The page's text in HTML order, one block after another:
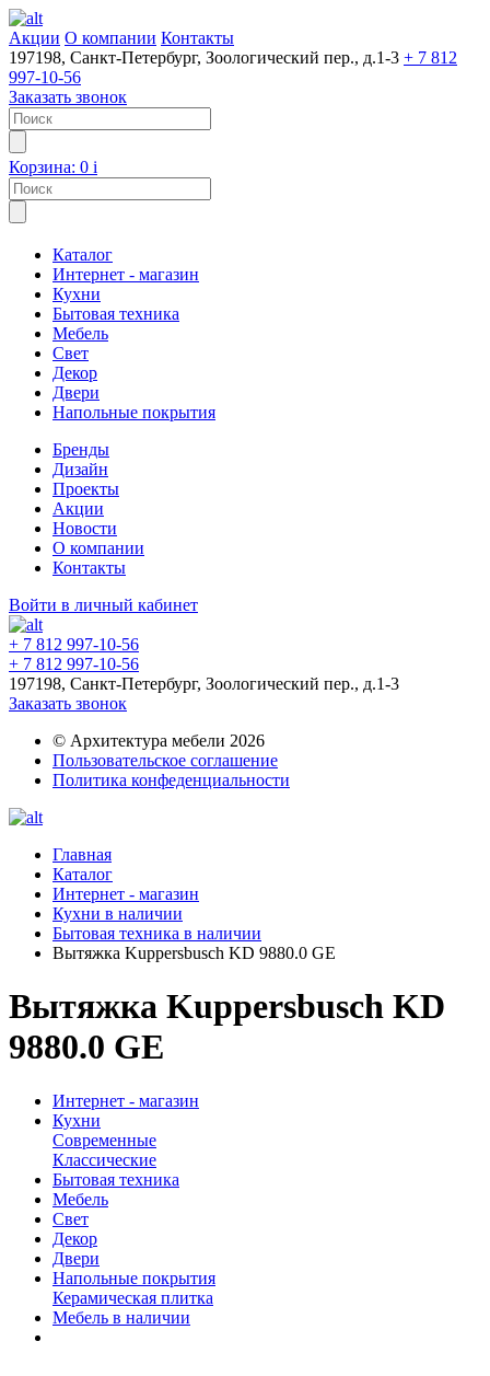
Акции О компании Контакты
197198, Санкт-Петербург, Зоологический пер., д.1-3 + 7 812
997-10-56
Заказать звонок
Корзина: 0 i
Каталог
Интернет - магазин
Кухни
Бытовая техника
Мебель
Свет
Декор
Двери
Напольные покрытия
Бренды
Дизайн
Проекты
Акции
Новости
О компании
Контакты
Войти в личный кабинет
+ 7 812 997-10-56
+ 7 812 997-10-56
197198, Санкт-Петербург, Зоологический пер., д.1-3
Заказать звонок
© Архитектура мебели 2026
Пользовательское соглашение
Политика конфеденциальности
Главная
Каталог
Интернет - магазин
Кухни в наличии
Бытовая техника в наличии
Вытяжка Kuppersbusch KD 9880.0 GE
Вытяжка Kuppersbusch KD
9880.0 GE
Интернет - магазин
Кухни
Современные
Классические
Бытовая техника
Мебель
Свет
Декор
Двери
Напольные покрытия
Керамическая плитка
Мебель в наличии